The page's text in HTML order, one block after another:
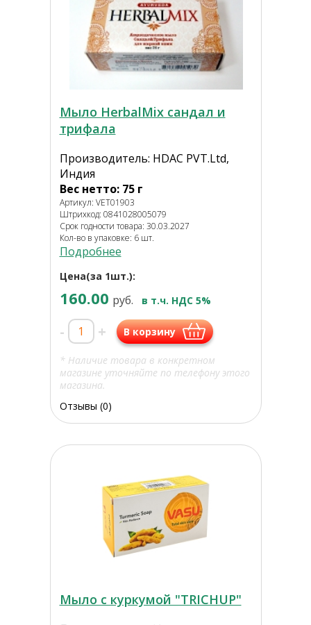
Мыло HerbalMix сандал и
трифала
Производитель: HDAC PVT.Ltd,
Индия
Вес нетто: 75 г
Артикул: VET01903
Штрихкод: 0841028005079
Срок годности товара: 30.03.2027
Кол-во в упаковке: 6 шт.
Подробнее
Цена(за 1шт.):
160.00 руб. в т.ч. НДС 5%
- + В корзину
* Наличие товара в конкретном
магазине уточняйте по телефону этого
магазина.
Отзывы (0)
Мыло с куркумой "TRICHUP"